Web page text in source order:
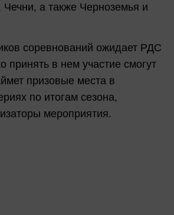
Чечни, а также Черноземья и
соревнований ожидает РДС
принять в нем участие смогут
призовые места в
по итогам сезона,
мероприятия.